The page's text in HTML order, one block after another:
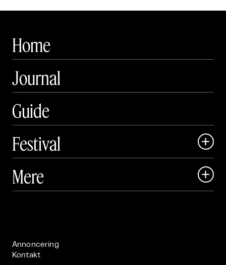
Home
Journal
Guide
Festival

 Art Matter Festival
Mere 
Annoncering
Kontakt